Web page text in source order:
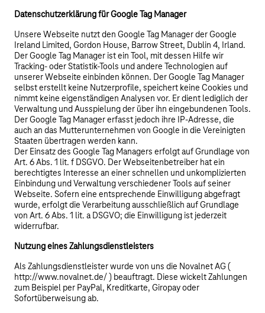
Datenschutzerklärung für Google Tag Manager
Unsere Webseite nutzt den Google Tag Manager der Google
Ireland Limited, Gordon House, Barrow Street, Dublin 4, Irland.
Der Google Tag Manager ist ein Tool, mit dessen Hilfe wir
Tracking- oder Statistik-Tools und andere Technologien auf
unserer Webseite einbinden können. Der Google Tag Manager
selbst erstellt keine Nutzerprofile, speichert keine Cookies und
nimmt keine eigenständigen Analysen vor. Er dient lediglich der
Verwaltung und Ausspielung der über ihn eingebundenen Tools.
Der Google Tag Manager erfasst jedoch ihre IP-Adresse, die
auch an das Mutterunternehmen von Google in die Vereinigten
Staaten übertragen werden kann.
Der Einsatz des Google Tag Managers erfolgt auf Grundlage von
Art. 6 Abs. 1 lit. f DSGVO. Der Webseitenbetreiber hat ein
berechtigtes Interesse an einer schnellen und unkomplizierten
Einbindung und Verwaltung verschiedener Tools auf seiner
Webseite. Sofern eine entsprechende Einwilligung abgefragt
wurde, erfolgt die Verarbeitung ausschließlich auf Grundlage
von Art. 6 Abs. 1 lit. a DSGVO; die Einwilligung ist jederzeit
widerrufbar.
Nutzung eines Zahlungsdienstleisters
Als Zahlungsdienstleister wurde von uns die Novalnet AG (
http://www.novalnet.de/ ) beauftragt. Diese wickelt Zahlungen
zum Beispiel per PayPal, Kreditkarte, Giropay oder
Sofortüberweisung ab.